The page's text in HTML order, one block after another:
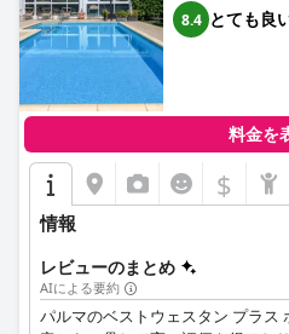
ホテルでの駐車場オプションは便
車場が利用可能な場合も多いです
ガレージは安全でアクセスしやす
とっては、無料で駐車できるため
スターホテルズ ドゥ パルクは、
おり、広々とした、設備の整った
ニティとサービスを提供していま
フの親切さ、赤ちゃんのための
年齢層に対応するバランスの取れ
グランドホテル デ ラ ヴィルの客
てモダンなアメニティで評価され
効果的な防音性、そして快適なベ
ているとゲストは述べています。
さな問題も指摘されていますが、
価されています。
ホテルは高い清潔基準を維持して
が常に清潔であるとゲストは述べ
るいくつかの孤立した苦情はあり
れの行き届いた環境であるというこ
グランドホテル デ ラ ヴィルのス
識、そして親切さで感銘を与えま
8.4 とても良
料金を
$
情報
レビューのまとめ
AIによる要約
パルマのベストウェスタン プラス